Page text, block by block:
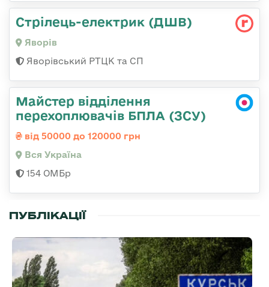
Стрілець-електрик (ДШВ)
Яворів
Яворівський РТЦК та СП
Майстер відділення
перехоплювачів БПЛА (ЗСУ)
від 50000 до 120000 грн
Вся Україна
154 ОМБр
ПУБЛІКАЦІЇ